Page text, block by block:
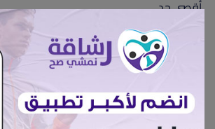
أقصى حد.
رابط الفيديو:
https://youtu.be/am9323zpNr8